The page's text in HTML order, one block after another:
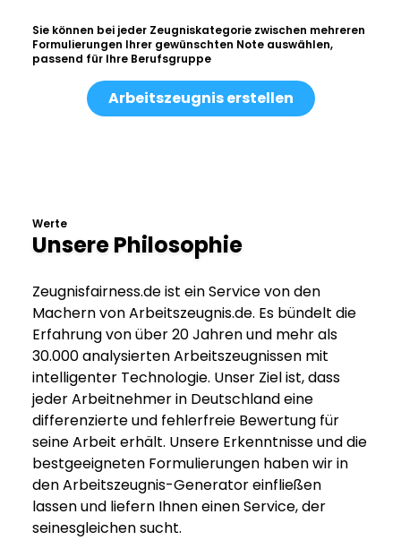
Sie können bei jeder Zeugniskategorie zwischen mehreren
Formulierungen Ihrer gewünschten Note auswählen,
passend für Ihre Berufsgruppe
Arbeitszeugnis erstellen
Werte
Unsere Philosophie
Zeugnisfairness.de ist ein Service von den
Machern von Arbeitszeugnis.de. Es bündelt die
Erfahrung von über 20 Jahren und mehr als
30.000 analysierten Arbeitszeugnissen mit
intelligenter Technologie. Unser Ziel ist, dass
jeder Arbeitnehmer in Deutschland eine
differenzierte und fehlerfreie Bewertung für
seine Arbeit erhält. Unsere Erkenntnisse und die
bestgeeigneten Formulierungen haben wir in
den Arbeitszeugnis-Generator einfließen
lassen und liefern Ihnen einen Service, der
seinesgleichen sucht.